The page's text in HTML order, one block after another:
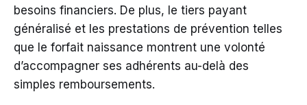
besoins financiers. De plus, le tiers payant
généralisé et les prestations de prévention telles
que le forfait naissance montrent une volonté
d’accompagner ses adhérents au-delà des
simples remboursements.